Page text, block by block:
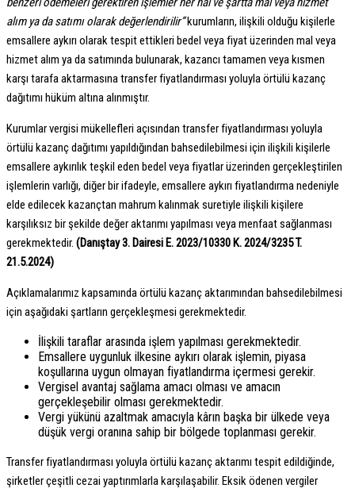
alım ya da satımı olarak değerlendirilir”kurumların, ilişkili olduğu kişilerle
emsallere aykırı olarak tespit ettikleri bedel veya fiyat üzerinden mal veya
hizmet alım ya da satımında bulunarak, kazancı tamamen veya kısmen
karşı tarafa aktarmasına transfer fiyatlandırması yoluyla örtülü kazanç
dağıtımı hüküm altına alınmıştır.
Kurumlar vergisi mükellefleri açısından transfer fiyatlandırması yoluyla
örtülü kazanç dağıtımı yapıldığından bahsedilebilmesi için ilişkili kişilerle
emsallere aykırılık teşkil eden bedel veya fiyatlar üzerinden gerçekleştirilen
işlemlerin varlığı, diğer bir ifadeyle, emsallere aykırı fiyatlandırma nedeniyle
elde edilecek kazançtan mahrum kalınmak suretiyle ilişkili kişilere
karşılıksız bir şekilde değer aktarımı yapılması veya menfaat sağlanması
gerekmektedir. (Danıştay 3. Dairesi E. 2023/10330 K. 2024/3235 T.
21.5.2024)
Açıklamalarımız kapsamında örtülü kazanç aktarımından bahsedilebilmesi
için aşağıdaki şartların gerçekleşmesi gerekmektedir.
İlişkili taraflar arasında işlem yapılması gerekmektedir.
Emsallere uygunluk ilkesine aykırı olarak işlemin, piyasa
koşullarına uygun olmayan fiyatlandırma içermesi gerekir.
Vergisel avantaj sağlama amacı olması ve amacın
gerçekleşebilir olması gerekmektedir.
Vergi yükünü azaltmak amacıyla kârın başka bir ülkede veya
düşük vergi oranına sahip bir bölgede toplanması gerekir.
Transfer fiyatlandırması yoluyla örtülü kazanç aktarımı tespit edildiğinde,
şirketler çeşitli cezai yaptırımlarla karşılaşabilir. Eksik ödenen vergiler